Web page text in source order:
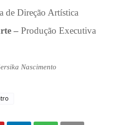
de Direção Artística
– Produção Executiva
Nascimento